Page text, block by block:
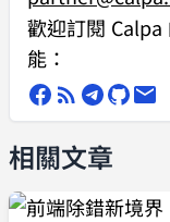
歡迎訂閱 Calpa
能：
相關文章